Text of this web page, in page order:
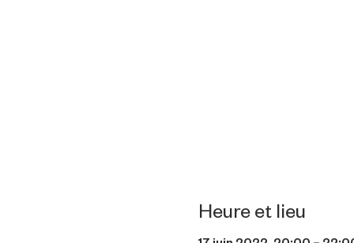
Heure et lieu